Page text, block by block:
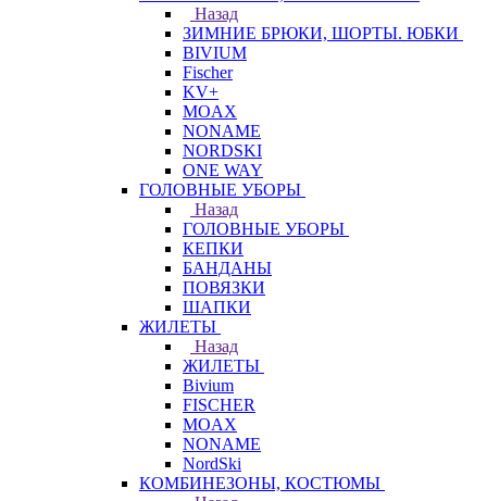
Назад
ЗИМНИЕ БРЮКИ, ШОРТЫ. ЮБКИ
BIVIUM
Fischer
KV+
MOAX
NONAME
NORDSKI
ONE WAY
ГОЛОВНЫЕ УБОРЫ
Назад
ГОЛОВНЫЕ УБОРЫ
КЕПКИ
БАНДАНЫ
ПОВЯЗКИ
ШАПКИ
ЖИЛЕТЫ
Назад
ЖИЛЕТЫ
Bivium
FISCHER
MOAX
NONAME
NordSki
КОМБИНЕЗОНЫ, КОСТЮМЫ